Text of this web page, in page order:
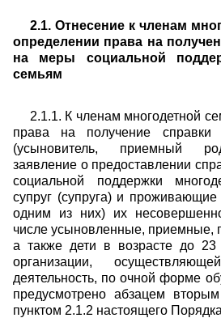
2.1. Отнесение к членам
определении права на
на меры социальной
семьям
2.1.1. К членам многодетной
права на получение справки
(усыновитель, приемный
заявление о предоставлении
социальной поддержки
супруг (супруга) и
одним из них) их
числе усыновленные, приемные,
а также дети в возрасте до
организации,
деятельность, по очной форме
предусмотрено абзацем
пунктом 2.1.2 настоящего